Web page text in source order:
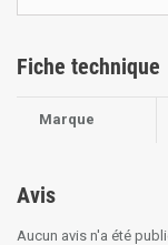
Fiche technique
Marque
Avis
Aucun avis n'a été